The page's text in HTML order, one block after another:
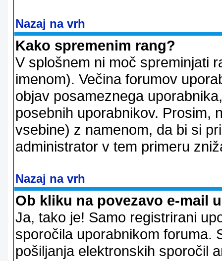
Nazaj na vrh
Kako spremenim rang?
V splošnem ni moč spreminjati
imenom). Večina forumov
objav posameznega
posebnih uporabnikov. Prosim,
vsebine) z namenom, da bi si
administrator v tem primeru
Nazaj na vrh
Ob kliku na povezavo e-mail
Ja, tako je! Samo registrirani
sporočila uporabnikom foruma.
pošiljanja elektronskih sporočil